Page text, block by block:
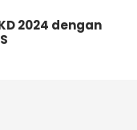
2024 dengan